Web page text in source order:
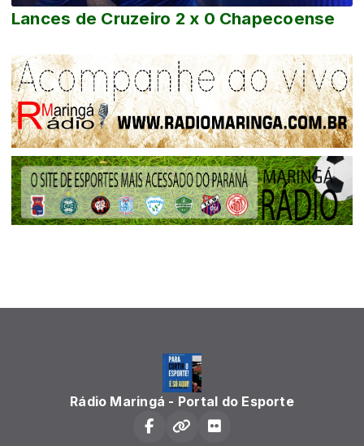
Lances de Cruzeiro 2 x 0 Chapecoense
Rádio Maringá - Portal do Esporte